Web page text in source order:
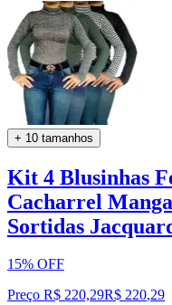
+ 10 tamanhos
Kit 4 Blusinhas
Cacharrel
Sortidas
15% OFF
Preço R$ 220,29R$ 220,29